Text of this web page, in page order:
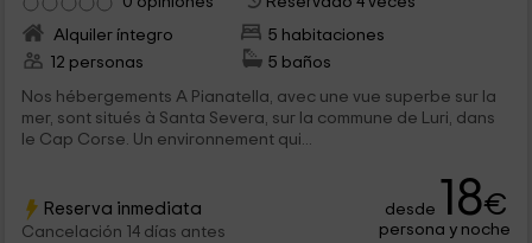
Alquiler íntegro
5 habitaciones
12 personas
5 baños
Nos hébergements A Pianatella, avec une vue superbe sur la
mer, sont situés à Santa Severa, sur la commune de Luri, dans
le Cap Corse. Un environnement qui...
Reserva inmediata
Cancelación 14 días antes
desde 18€
persona y noche